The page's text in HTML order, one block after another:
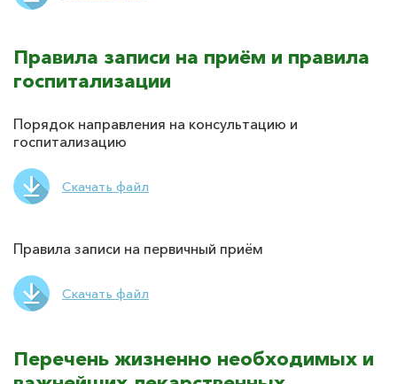
Правила записи на приём и правила
госпитализации
Порядок направления на консультацию и
госпитализацию
Скачать файл
Правила записи на первичный приём
Скачать файл
Перечень жизненно необходимых и